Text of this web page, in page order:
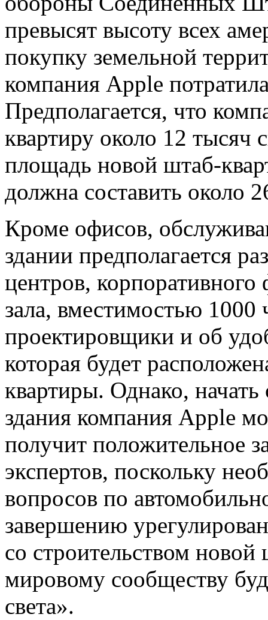
превысят высоту всех
покупку земельной
компания Apple
Предполагается, что
квартиру около 12 тысяч
площадь новой штаб-
должна составить около
Кроме офисов,
здании предполагается
центров,
зала, вместимостью 1000
проектировщики и об
которая будет
квартиры. Однако, начать
здания компания Apple
получит положительное
экспертов, поскольку
вопросов по
завершению
со строительством
мировому сообществу
света».